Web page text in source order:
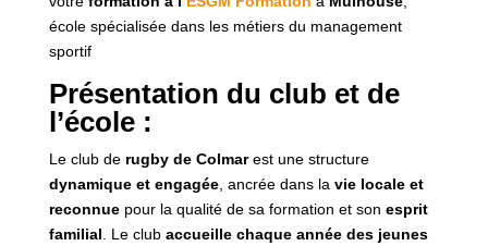
école spécialisée dans les métiers du management
sportif
Présentation du club et de
l’école :
Le club de rugby de Colmarest une structure
dynamique et engagée, ancrée dans la vie locale et
reconnuepour la qualité de sa formation et son esprit
familial . Le club accueille chaque année des jeunes